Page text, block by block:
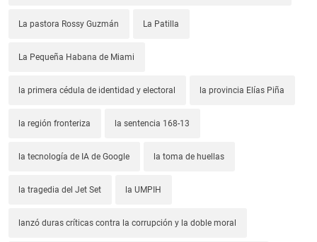
La pastora Rossy Guzmán La Patilla
La Pequeña Habana de Miami
la primera cédula de identidad y electoral la provincia Elías Piña
la región fronteriza la sentencia 168-13
la tecnología de IA de Google la toma de huellas
la tragedia del Jet Set la UMPIH
lanzó duras críticas contra la corrupción y la doble moral